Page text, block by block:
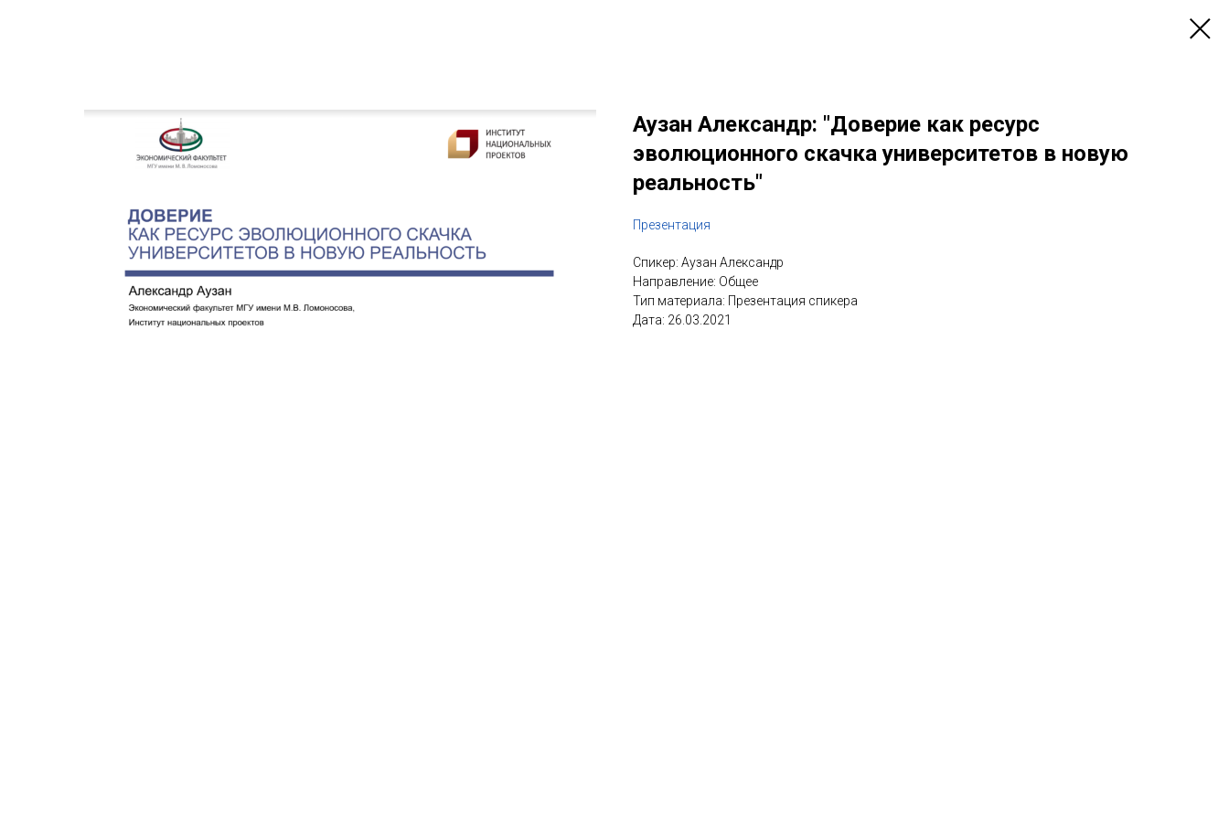
Аузан Александр: "Доверие как ресурс
эволюционного скачка университетов в новую
реальность"
Презентация
Спикер: Аузан Александр
Направление: Общее
Тип материала: Презентация спикера
Дата: 26.03.2021